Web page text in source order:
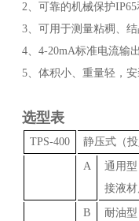
2、可靠的机械保护
3、可用于测量粘稠、
4、4-20mA标准电流输
5、体积小、重量轻，
选型表
TPS-400 静压式（
A
通用
接液
B
耐油